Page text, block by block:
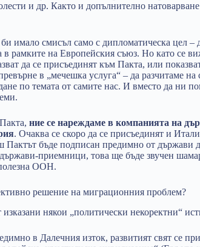
и др. Както и допълнително
имало смисъл само с дипломатическа цел –
рамките на Европейския съюз. Но като се
да се присъединят към Пакта, или
в „мечешка услуга“ – да разчитаме
по темата от самите нас. И вместо да ни
ние се нареждаме в компанията на
. Очаква се скоро да се присъединят и
Пактът бъде подписан предимно от държави
приемници, това ще бъде звучен
ООН.
решение на миграционния проблем?
някои „политически некоректни“
в Далечния изток, развитият свят се